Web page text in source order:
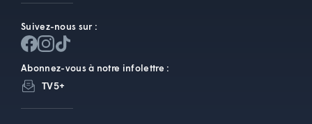
Suivez-nous sur :
Abonnez-vous à notre infolettre :
TV5+